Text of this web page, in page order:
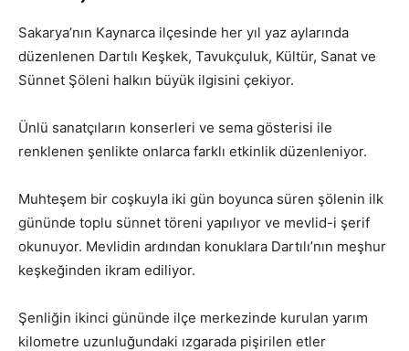
Sakarya’nın Kaynarca ilçesinde her yıl yaz aylarında
düzenlenen Dartılı Keşkek, Tavukçuluk, Kültür, Sanat ve
Sünnet Şöleni halkın büyük ilgisini çekiyor.
Ünlü sanatçıların konserleri ve sema gösterisi ile
renklenen şenlikte onlarca farklı etkinlik düzenleniyor.
Muhteşem bir coşkuyla iki gün boyunca süren şölenin ilk
gününde toplu sünnet töreni yapılıyor ve mevlid-i şerif
okunuyor. Mevlidin ardından konuklara Dartılı’nın meşhur
keşkeğinden ikram ediliyor.
Şenliğin ikinci gününde ilçe merkezinde kurulan yarım
kilometre uzunluğundaki ızgarada pişirilen etler